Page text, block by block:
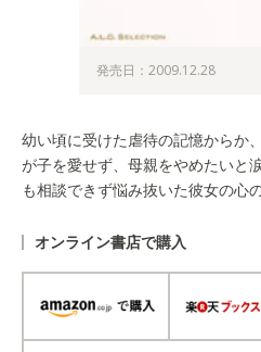
発売日：2009.12.28
幼い頃に受けた虐待の記憶からか
が子を愛せず、母親をやめたいと
も相談できず悩み抜いた彼女の心
オンライン書店で購入